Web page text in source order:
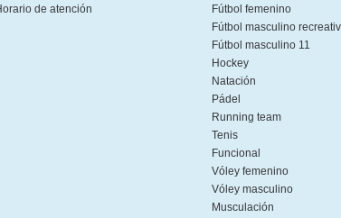
de atención
Fútbol femenino
Fútbol masculino
Fútbol masculino 11
Hockey
Natación
Pádel
Running team
Tenis
Funcional
Vóley femenino
Vóley masculino
Musculación